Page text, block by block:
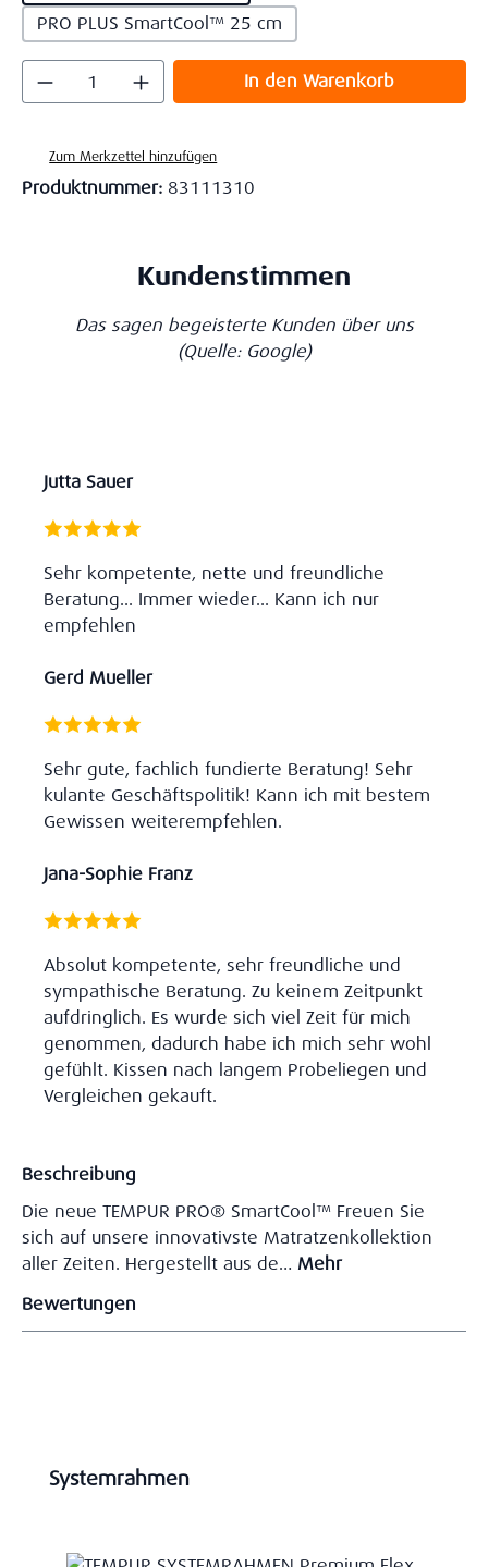
PRO PLUS SmartCool™ 25 cm
Produkt Anzahl: Gib den gewünschten
In den Warenkorb
Zum Merkzettel hinzufügen
Produktnummer: 83111310
Kundenstimmen
Das sagen begeisterte Kunden über uns
(Quelle: Google)
Jutta Sauer
Sehr kompetente, nette und freundliche
Beratung... Immer wieder... Kann ich nur
empfehlen
Gerd Mueller
Sehr gute, fachlich fundierte Beratung! Sehr
kulante Geschäftspolitik! Kann ich mit bestem
Gewissen weiterempfehlen.
Jana-Sophie Franz
Absolut kompetente, sehr freundliche und
sympathische Beratung. Zu keinem Zeitpunkt
aufdringlich. Es wurde sich viel Zeit für mich
genommen, dadurch habe ich mich sehr wohl
gefühlt. Kissen nach langem Probeliegen und
Vergleichen gekauft.
Beschreibung
Die neue TEMPUR PRO® SmartCool™ Freuen Sie
sich auf unsere innovativste Matratzenkollektion
aller Zeiten. Hergestellt aus de… Mehr
Bewertungen
Produktgalerie überspringen
Systemrahmen